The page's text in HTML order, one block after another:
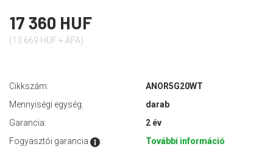
17 360 HUF
(13 669 HUF + ÁFA)
Cikkszám:
ANOR5G20WT
Mennyiségi egység:
darab
Garancia:
2 év
Fogyasztói garancia
: További információ